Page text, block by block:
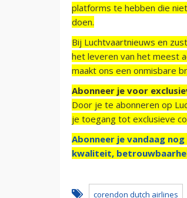
platforms te hebben die
doen.
Bij Luchtvaartnieuws en
het leveren van het meest
maakt ons een onmisbare
Abonneer je voor
Door je te abonneren op
je toegang tot exclusieve
Abonneer je vandaag
kwaliteit,
corendon dutch airlines